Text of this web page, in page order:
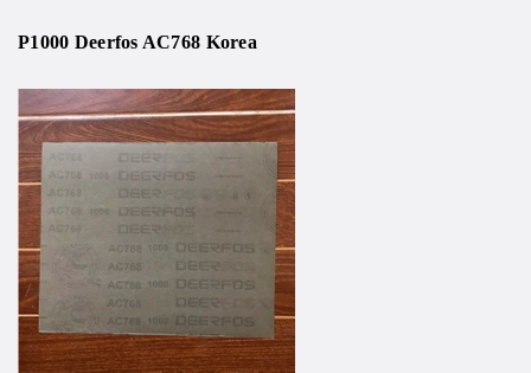
P1000 Deerfos AC768 Korea